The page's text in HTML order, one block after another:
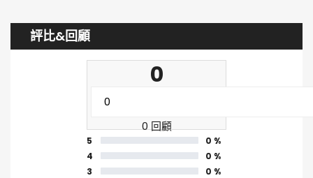
評比&回顧
0
0 回顧
5
0 %
4
0 %
3
0 %